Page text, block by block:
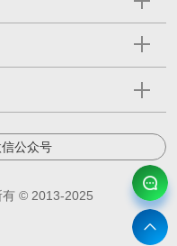
公众号
有 © 2013-2025